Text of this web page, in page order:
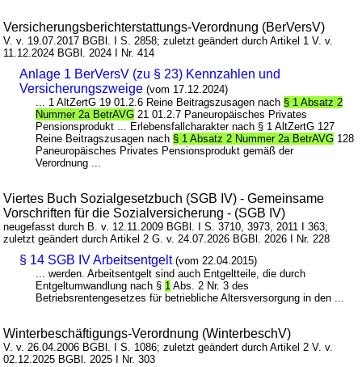
Versicherungsberichterstattungs-Verordnung (BerVersV)
V. v. 19.07.2017 BGBl. I S. 2858; zuletzt geändert durch Artikel 1 V. v.
11.12.2024 BGBl. 2024 I Nr. 414
Anlage 1 BerVersV (zu § 23) Kennzahlen und
Versicherungszweige (vom 17.12.2024)
... 1 AltZertG 19 01.2.6 Reine Beitragszusagen nach § 1 Absatz 2
Nummer 2a BetrAVG 21 01.2.7 Paneuropäisches Privates
Pensionsprodukt ... Erlebensfallcharakter nach § 1 AltZertG 127
Reine Beitragszusagen nach § 1 Absatz 2 Nummer 2a BetrAVG 128
Paneuropäisches Privates Pensionsprodukt gemäß der
Verordnung ...
Viertes Buch Sozialgesetzbuch (SGB IV) - Gemeinsame
Vorschriften für die Sozialversicherung - (SGB IV)
neugefasst durch B. v. 12.11.2009 BGBl. I S. 3710, 3973, 2011 I 363;
zuletzt geändert durch Artikel 2 G. v. 24.07.2026 BGBl. 2026 I Nr. 228
§ 14 SGB IV Arbeitsentgelt (vom 22.04.2015)
... werden. Arbeitsentgelt sind auch Entgeltteile, die durch
Entgeltumwandlung nach § 1 Abs. 2 Nr. 3 des
Betriebsrentengesetzes für betriebliche Altersversorgung in den ...
Winterbeschäftigungs-Verordnung (WinterbeschV)
V. v. 26.04.2006 BGBl. I S. 1086; zuletzt geändert durch Artikel 2 V. v.
02.12.2025 BGBl. 2025 I Nr. 303